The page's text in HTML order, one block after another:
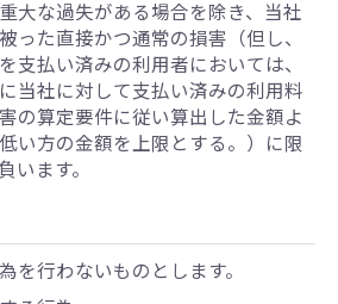
大な過失がある場合を除き、当社
った直接かつ通常の損害（但し、
支払い済みの利用者においては、
当社に対して支払い済みの利用料
の算定要件に従い算出した金額よ
い方の金額を上限とする。）に限
います。
を行わないものとします。